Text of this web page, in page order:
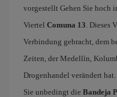
vorgestellt Gehen Sie hoch
Viertel Comuna 13 . Dieses
Verbindung gebracht, dem
Zeiten, der Medellín,
Drogenhandel verändert
Sie unbedingt die Bandeja